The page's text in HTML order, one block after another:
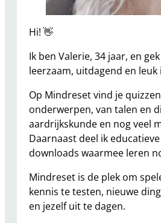
Hi! 👋
Ik ben Valerie, 34 jaar, en
leerzaam, uitdagend en leuk
Op Mindreset vind je
onderwerpen, van talen en
aardrijkskunde en nog veel
Daarnaast deel ik
downloads waarmee leren
Mindreset is de plek om
kennis te testen, nieuwe
en jezelf uit te dagen.